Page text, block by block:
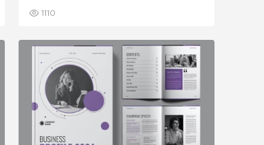
1110